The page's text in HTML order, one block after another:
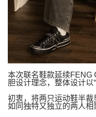
本次联名鞋款延续FENG
胆设计理念，整体设计以“
初衷，将两只运动鞋半裁
如同独特又独立的两人相